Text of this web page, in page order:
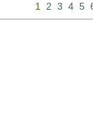
1 2 3 4 5